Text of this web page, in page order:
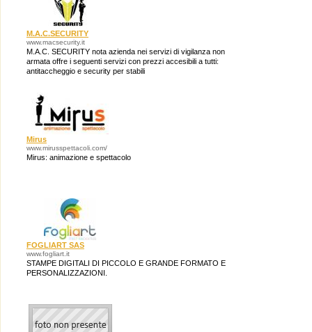
M.A.C.SECURITY
www.macsecurity.it
M.A.C. SECURITY nota azienda nei servizi di vigilanza non
armata offre i seguenti servizi con prezzi accesibili a tutti:
antitaccheggio e security per stabili
Mirus
www.mirusspettacoli.com/
Mirus: animazione e spettacolo
FOGLIART SAS
www.fogliart.it
STAMPE DIGITALI DI PICCOLO E GRANDE FORMATO E
PERSONALIZZAZIONI.